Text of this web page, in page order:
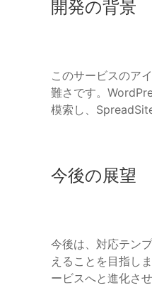
開発の背景
このサービスのア
難さです。
模索し、
今後の展望
今後は、対応テン
えることを目指し
ービスへと進化さ